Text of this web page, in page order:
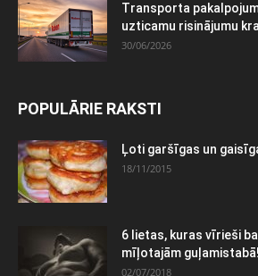
Transporta
uzticamu risinājumu
30/06/2026
POPULĀRIE RAKSTI
Ļoti garšīgas un
18/11/2015
6 lietas, kuras vīrieši
mīļotajām guļamistabā!
02/07/2018